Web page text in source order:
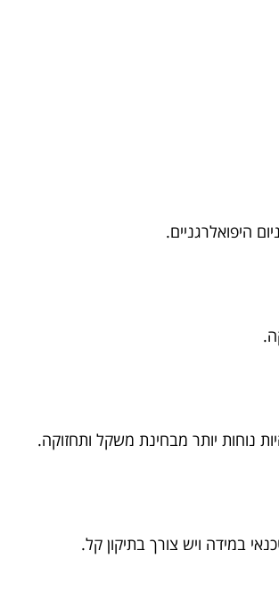
היפואלרגניים.
נוחות יותר מבחינת משקל ותחזוקה.
במידה ויש צורך בתיקון קל.